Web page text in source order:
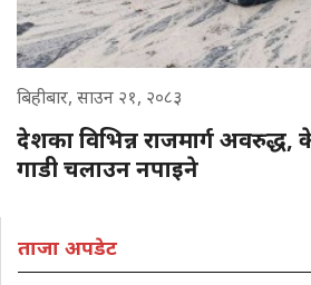
बिहीबार, साउन २१, २०८३
देशका विभिन्न राजमार्ग अवरुद्ध,
गाडी चलाउन नपाइने
ताजा अपडेट